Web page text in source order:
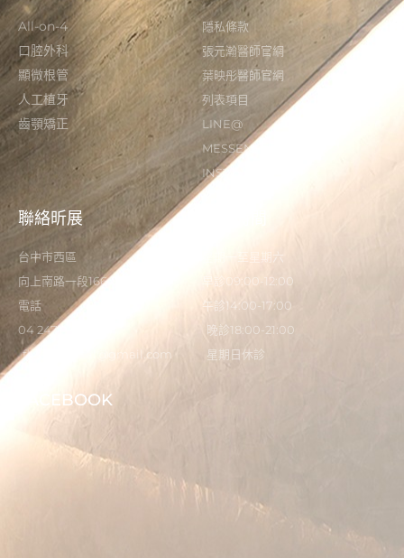
All-on-4
口腔外科
顯微根管
人工植牙
齒顎矯正
隱私條款
張元瀚醫師官網
葉映彤醫師官網
列表項目
LINE@
MESSENGER
INSTAGRAM
聯絡昕展
台中市西區
向上南路一段166-5號
電話
04 2473 0325
flystardental@gmail.com
星期一至星期六
早診09:00-12:00
午診14:00-17:00
晚診18:00-21:00
星期日休診
FACEBOOK